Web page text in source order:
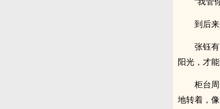
到后
张钰
阳光，才
柜台
地转着，